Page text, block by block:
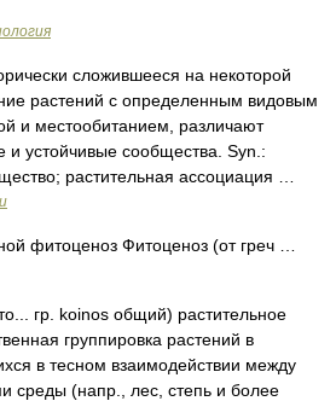
сложившееся на некоторой
растений с определенным видовым
и местообитанием, различают
и устойчивые сообщества. Syn.:
растительная ассоциация …
фитоценоз Фитоценоз (от греч …
гр. koinos общий) растительное
группировка растений в
в тесном взаимодействии между
среды (напр., лес, степь и более